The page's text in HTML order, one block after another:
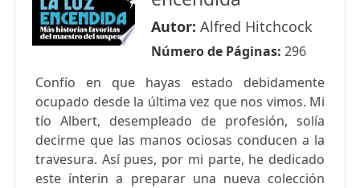
Autor: Alfred Hitchcock
Número de Páginas: 296
Confío en que hayas estado debidamente
ocupado desde la última vez que nos vimos. Mi
tío Albert, desempleado de profesión, solía
decirme que las manos ociosas conducen a la
travesura. Así pues, por mi parte, he dedicado
este ínterin a preparar una nueva colección